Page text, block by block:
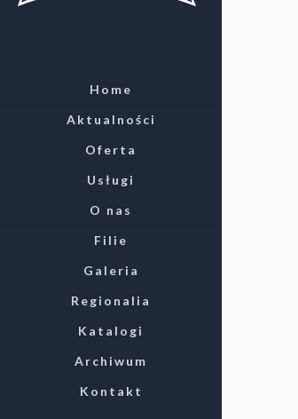
Home
Aktualności
Oferta
Usługi
O nas
Filie
Galeria
Regionalia
Katalogi
Archiwum
Kontakt